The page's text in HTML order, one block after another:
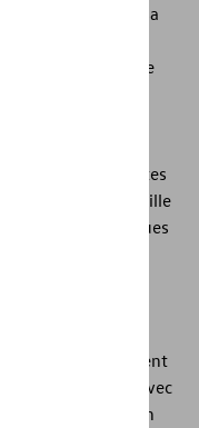
par sa
aux
de coulée
de la jante en
de haute
et silicium
Le pneu hautes
TS 870 P de taille
ses caractéristiques
toutes les
avec des
plomb en zinc.
l'UE pour
au roulement
de carburant. Avec
pneus Volkswagen